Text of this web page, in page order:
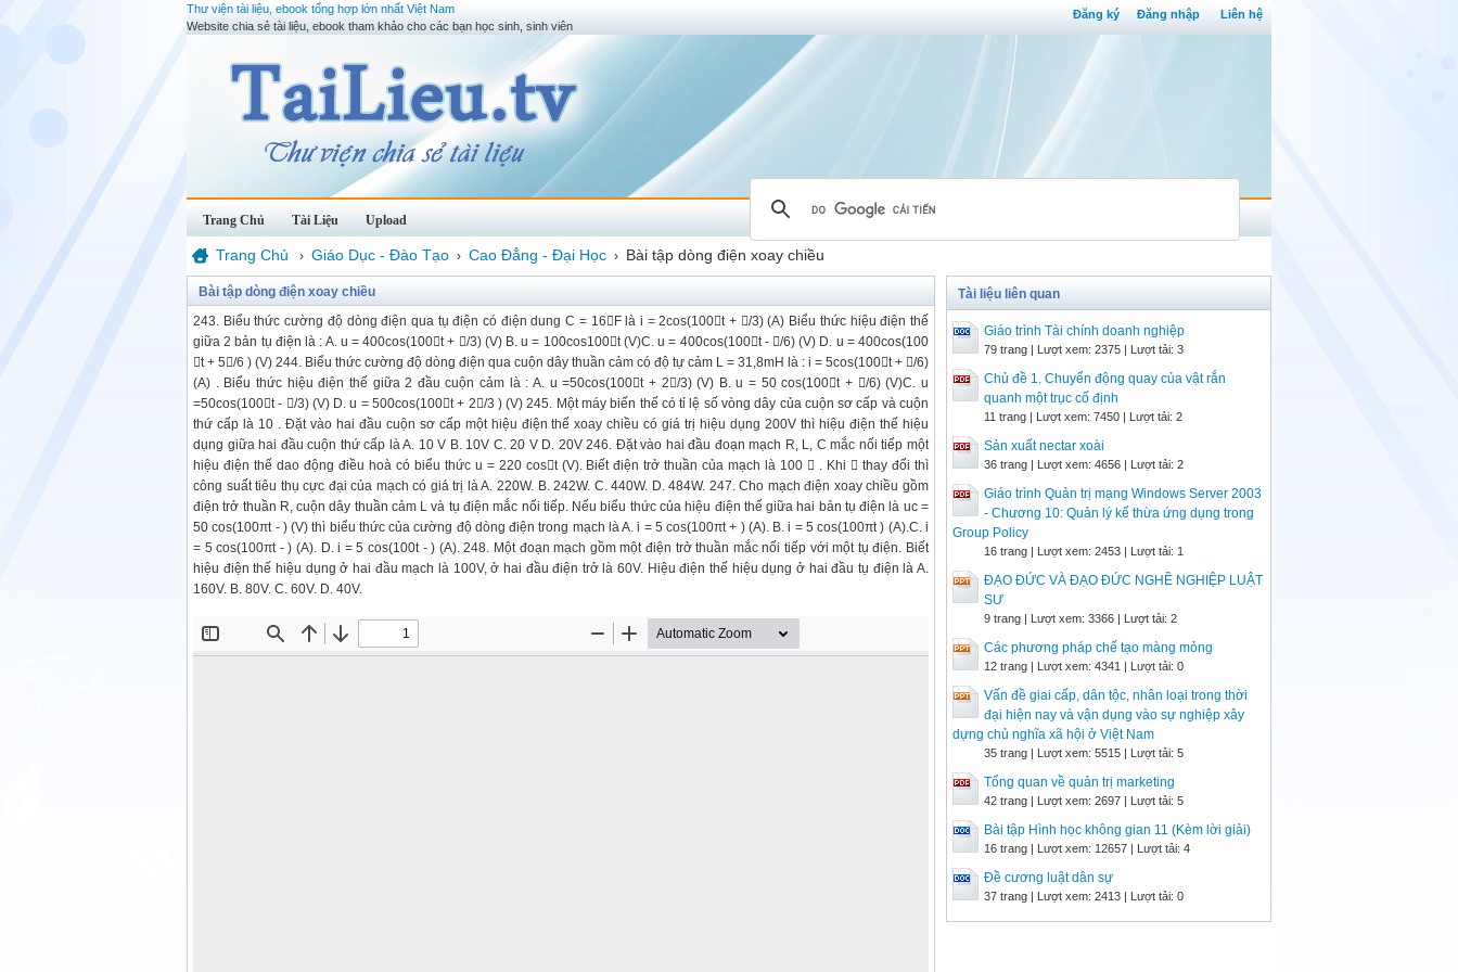
Đăng ký Đăng nhập Liên hệ
Thư viện tài liệu, ebook tổng hợp lớn nhất Việt Nam
Website chia sẻ tài liệu, ebook tham khảo cho các bạn học sinh, sinh viên
Trang Chủ Tài Liệu Upload
Trang Chủ › Giáo Dục - Đào Tạo › Cao Đẳng - Đại Học › Bài tập dòng điện xoay chiều
Bài tập dòng điện xoay chiều
243. Biểu thức cường độ dòng điện qua tụ điện có điện dung C = 16F là i = 2cos(100t + /3) (A) Biểu thức hiệu điện thế
giữa 2 bản tụ điện là : A. u = 400cos(100t + /3) (V) B. u = 100cos100t (V)C. u = 400cos(100t - /6) (V) D. u = 400cos(100
t + 5/6 ) (V) 244. Biểu thức cường độ dòng điện qua cuộn dây thuần cảm có độ tự cảm L = 31,8mH là : i = 5cos(100t + /6)
(A) . Biểu thức hiệu điện thế giữa 2 đầu cuộn cảm là : A. u =50cos(100t + 2/3) (V) B. u = 50 cos(100t + /6) (V)C. u
=50cos(100t - /3) (V) D. u = 500cos(100t + 2/3 ) (V) 245. Một máy biến thế có tỉ lệ số vòng dây của cuộn sơ cấp và cuộn
thứ cấp là 10 . Đặt vào hai đầu cuộn sơ cấp một hiệu điện thế xoay chiều có giá trị hiệu dụng 200V thì hiệu điện thế hiệu
dụng giữa hai đầu cuộn thứ cấp là A. 10 V B. 10V C. 20 V D. 20V 246. Đặt vào hai đầu đoạn mạch R, L, C mắc nối tiếp một
hiệu điện thế dao động điều hoà có biểu thức u = 220 cost (V). Biết điện trở thuần của mạch là 100  . Khi  thay đổi thì
công suất tiêu thụ cực đại của mạch có giá trị là A. 220W. B. 242W. C. 440W. D. 484W. 247. Cho mạch điện xoay chiều gồm
điện trở thuần R, cuộn dây thuần cảm L và tụ điện mắc nối tiếp. Nếu biểu thức của hiệu điện thế giữa hai bản tụ điện là uc =
50 cos(100πt - ) (V) thì biểu thức của cường độ dòng điện trong mạch là A. i = 5 cos(100πt + ) (A). B. i = 5 cos(100πt ) (A).C. i
= 5 cos(100πt - ) (A). D. i = 5 cos(100t - ) (A). 248. Một đoạn mạch gồm một điện trở thuần mắc nối tiếp với một tụ điện. Biết
hiệu điện thế hiệu dụng ở hai đầu mạch là 100V, ở hai đầu điện trở là 60V. Hiệu điện thế hiệu dụng ở hai đầu tụ điện là A.
160V. B. 80V. C. 60V. D. 40V.
Tài liệu liên quan
Giáo trình Tài chính doanh nghiệp
79 trang | Lượt xem: 2375 | Lượt tải: 3
Chủ đề 1. Chuyển động quay của vật rắn
quanh một trục cố định
11 trang | Lượt xem: 7450 | Lượt tải: 2
Sản xuất nectar xoài
36 trang | Lượt xem: 4656 | Lượt tải: 2
Giáo trình Quản trị mạng Windows Server 2003
- Chương 10: Quản lý kế thừa ứng dụng trong
Group Policy
16 trang | Lượt xem: 2453 | Lượt tải: 1
ĐẠO ĐỨC VÀ ĐẠO ĐỨC NGHỀ NGHIỆP LUẬT
SƯ
9 trang | Lượt xem: 3366 | Lượt tải: 2
Các phương pháp chế tạo màng mỏng
12 trang | Lượt xem: 4341 | Lượt tải: 0
Vấn đề giai cấp, dân tộc, nhân loại trong thời
đại hiện nay và vận dụng vào sự nghiệp xây
dựng chủ nghĩa xã hội ở Việt Nam
35 trang | Lượt xem: 5515 | Lượt tải: 5
Tổng quan về quản trị marketing
42 trang | Lượt xem: 2697 | Lượt tải: 5
Bài tập Hình học không gian 11 (Kèm lời giải)
16 trang | Lượt xem: 12657 | Lượt tải: 4
Đề cương luật dân sự
37 trang | Lượt xem: 2413 | Lượt tải: 0